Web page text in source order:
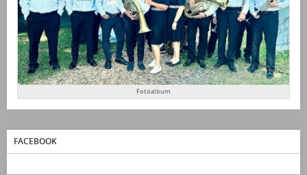
Fotoalbum
FACEBOOK